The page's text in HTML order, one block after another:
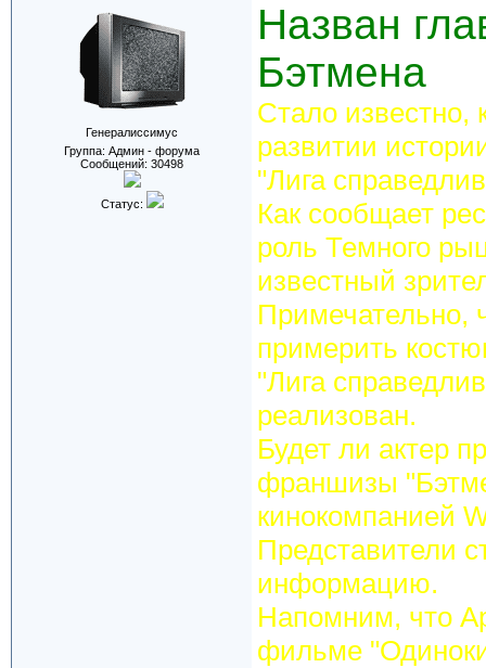
Генералиссимус
Группа: Админ - форума
Сообщений: 30498
Статус:
Назван
Бэтмена
Стало известно,
развитии
"Лига
Как сообщает
роль Темного
известный
Примечательно,
примерить
"Лига
реализован.
Будет ли актер
франшизы
кинокомпанией
Представители
информацию.
Напомним, что
фильме